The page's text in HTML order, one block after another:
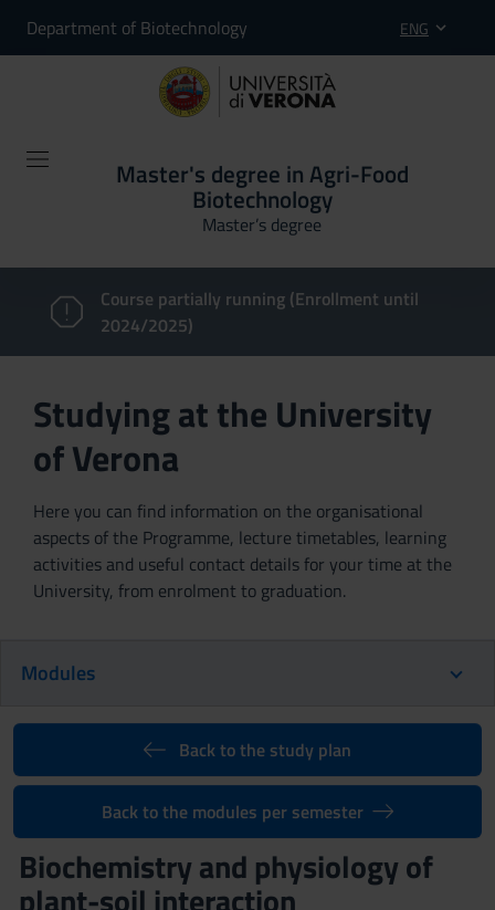
Department of Biotechnology ENG
Master's degree in Agri-Food
Biotechnology
Master’s degree
Course partially running (Enrollment until
2024/2025)
Studying at the University
of Verona
Here you can find information on the organisational
aspects of the Programme, lecture timetables, learning
activities and useful contact details for your time at the
University, from enrolment to graduation.
Modules
Back to the study plan
Back to the modules per semester
Biochemistry and physiology of